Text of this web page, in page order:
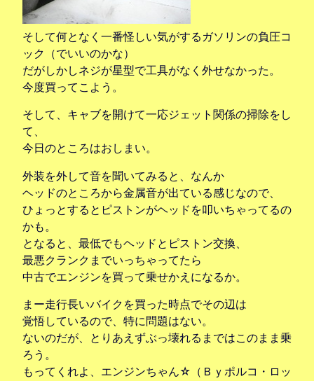
そして何となく一番怪しい気がするガソリンの負圧コ
ック（でいいのかな）
だがしかしネジが星型で工具がなく外せなかった。
今度買ってこよう。
そして、キャブを開けて一応ジェット関係の掃除をし
て、
今日のところはおしまい。
外装を外して音を聞いてみると、なんか
ヘッドのところから金属音が出ている感じなので、
ひょっとするとピストンがヘッドを叩いちゃってるの
かも。
となると、最低でもヘッドとピストン交換、
最悪クランクまでいっちゃってたら
中古でエンジンを買って乗せかえになるか。
まー走行長いバイクを買った時点でその辺は
覚悟しているので、特に問題はない。
ないのだが、とりあえずぶっ壊れるまではこのまま乗
ろう。
もってくれよ、エンジンちゃん☆（Ｂｙポルコ・ロッ